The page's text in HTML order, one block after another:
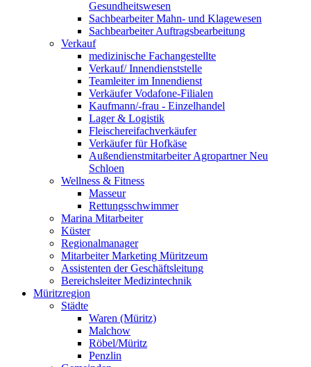
Gesundheitswesen
Sachbearbeiter Mahn- und Klagewesen
Sachbearbeiter Auftragsbearbeitung
Verkauf
medizinische Fachangestellte
Verkauf/ Innendienststelle
Teamleiter im Innendienst
Verkäufer Vodafone-Filialen
Kaufmann/-frau - Einzelhandel
Lager & Logistik
Fleischereifachverkäufer
Verkäufer für Hofkäse
Außendienstmitarbeiter Agropartner Neu
Schloen
Wellness & Fitness
Masseur
Rettungsschwimmer
Marina Mitarbeiter
Küster
Regionalmanager
Mitarbeiter Marketing Müritzeum
Assistenten der Geschäftsleitung
Bereichsleiter Medizintechnik
Müritzregion
Städte
Waren (Müritz)
Malchow
Röbel/Müritz
Penzlin